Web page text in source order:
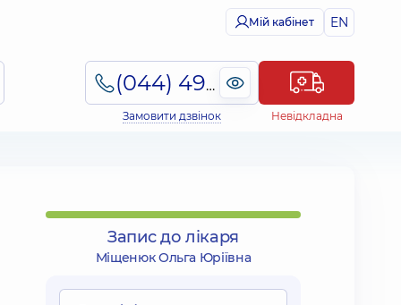
Мій кабінет EN
(044) 495-2-888
Замовити дзвінок Невідкладна
Запис до лікаря
Міщенюк Ольга Юріївна